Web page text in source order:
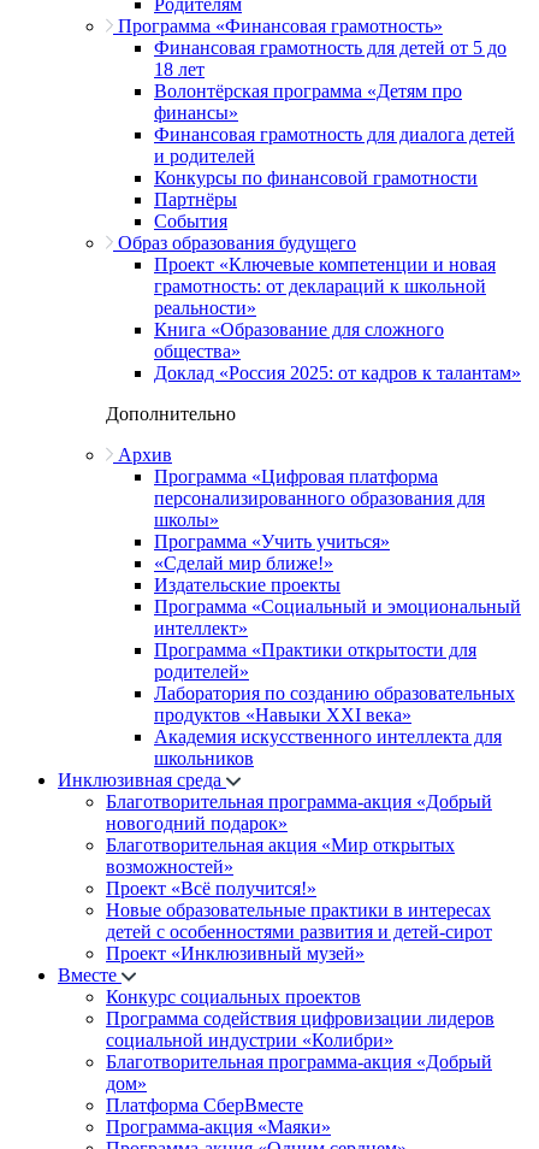
Родителям
Программа «Финансовая грамотность»
Финансовая грамотность для детей от 5 до
18 лет
Волонтёрская программа «Детям про
финансы»
Финансовая грамотность для диалога детей
и родителей
Конкурсы по финансовой грамотности
Партнёры
События
Образ образования будущего
Проект «Ключевые компетенции и новая
грамотность: от деклараций к школьной
реальности»
Книга «Образование для сложного
общества»
Доклад «Россия 2025: от кадров к талантам»
Дополнительно
Архив
Программа «Цифровая платформа
персонализированного образования для
школы»
Программа «Учить учиться»
«Сделай мир ближе!»
Издательские проекты
Программа «Социальный и эмоциональный
интеллект»
Программа «Практики открытости для
родителей»
Лаборатория по созданию образовательных
продуктов «Навыки XXI века»
Академия искусственного интеллекта для
школьников
Инклюзивная среда
Благотворительная программа-акция «Добрый
новогодний подарок»
Благотворительная акция «Мир открытых
возможностей»
Проект «Всё получится!»
Новые образовательные практики в интересах
детей с особенностями развития и детей-сирот
Проект «Инклюзивный музей»
Вместе
Конкурс социальных проектов
Программа содействия цифровизации лидеров
социальной индустрии «Колибри»
Благотворительная программа-акция «Добрый
дом»
Платформа СберВместе
Программа-акция «Маяки»